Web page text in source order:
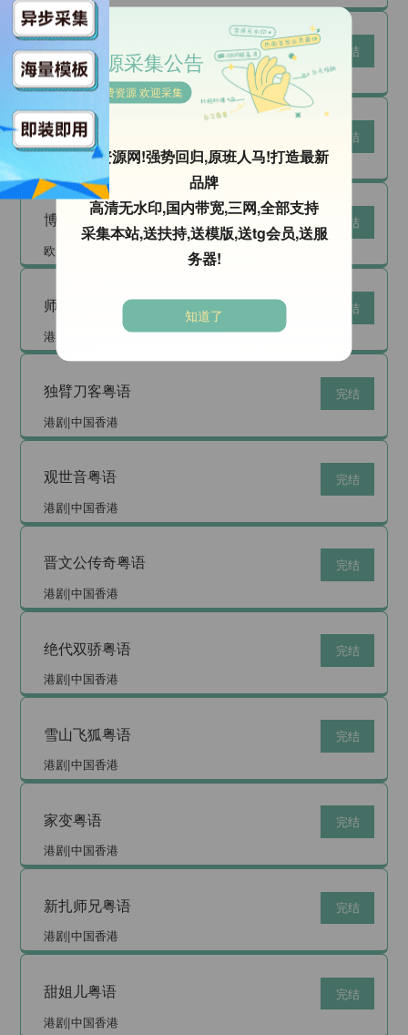
摩登家庭第十季
欧美剧|美国
已完结
百年乡情第二季
欧美剧|英国
已完结
博斯：传承第一季
欧美剧|美国
已完结
师姐出马粤语
港剧|中国香港
完结
独臂刀客粤语
港剧|中国香港
完结
观世音粤语
港剧|中国香港
完结
晋文公传奇粤语
港剧|中国香港
完结
绝代双骄粤语
港剧|中国香港
完结
雪山飞狐粤语
港剧|中国香港
完结
家变粤语
港剧|中国香港
完结
新扎师兄粤语
港剧|中国香港
完结
甜姐儿粤语
港剧|中国香港
完结
资源采集公告
免费资源 欢迎采集
ok资源网!强势回归,原班人马!打造最新
品牌
高清无水印,国内带宽,三网,全部支持
采集本站,送扶持,送模版,送tg会员,送服
务器!
知道了